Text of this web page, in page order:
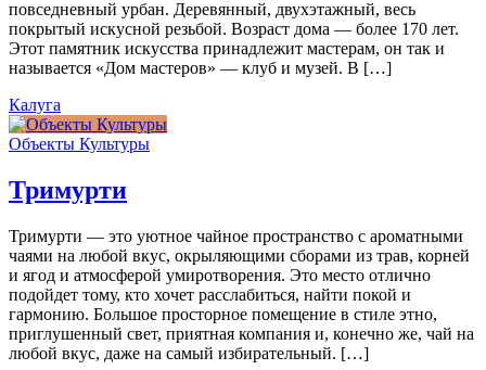
повседневный урбан. Деревянный, двухэтажный, весь
покрытый искусной резьбой. Возраст дома — более 170 лет.
Этот памятник искусства принадлежит мастерам, он так и
называется «Дом мастеров» — клуб и музей. В […]
Калуга
Объекты Культуры
Тримурти
Тримурти — это уютное чайное пространство с ароматными
чаями на любой вкус, окрыляющими сборами из трав, корней
и ягод и атмосферой умиротворения. Это место отлично
подойдет тому, кто хочет расслабиться, найти покой и
гармонию. Большое просторное помещение в стиле этно,
приглушенный свет, приятная компания и, конечно же, чай на
любой вкус, даже на самый избирательный. […]